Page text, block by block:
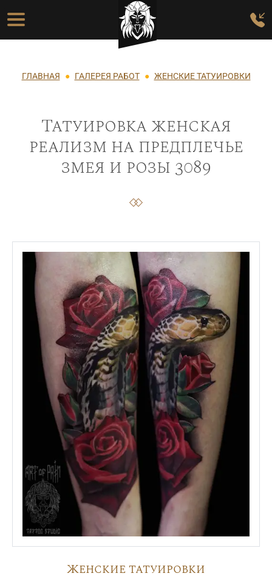
Перейти к основному содержанию
Основная навигация
Строка навигации
ГЛАВНАЯ ГАЛЕРЕЯ РАБОТ ЖЕНСКИЕ ТАТУИРОВКИ
Татуировка женская
реализм на предплечье
змея и розы 3089
Женские татуировки